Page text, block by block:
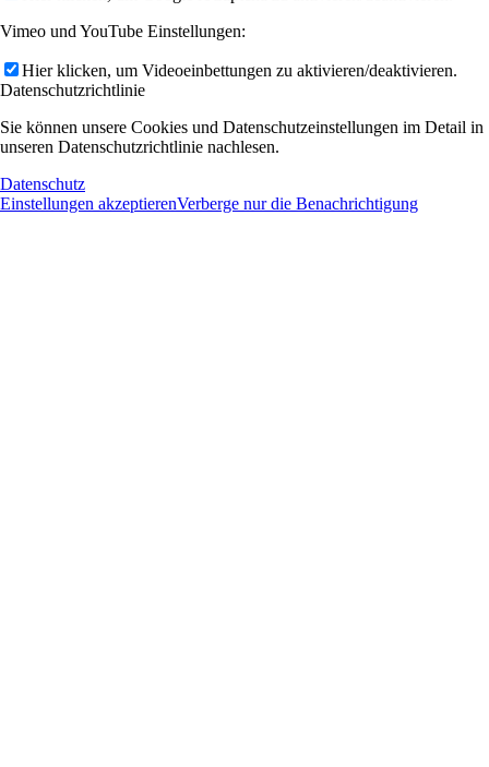
Vimeo und YouTube Einstellungen:
Hier klicken, um Videoeinbettungen zu aktivieren/deaktivieren.
Datenschutzrichtlinie
Sie können unsere Cookies und Datenschutzeinstellungen im Detail in
unseren Datenschutzrichtlinie nachlesen.
Datenschutz
Einstellungen akzeptierenVerberge nur die Benachrichtigung